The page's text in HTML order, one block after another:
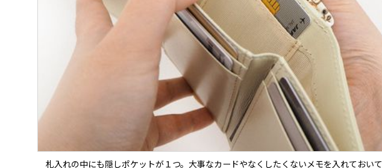
札入れの中にも隠しポケットが１つ。大事なカードやなくしたくないメモを入れておいて